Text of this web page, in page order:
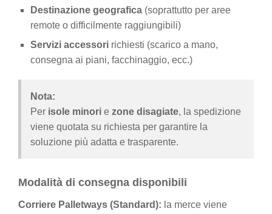
Destinazione geografica (soprattutto per aree
remote o difficilmente raggiungibili)
Servizi accessori richiesti (scarico a mano,
consegna ai piani, facchinaggio, ecc.)
Nota:
Per isole minori e zone disagiate, la spedizione
viene quotata su richiesta per garantire la
soluzione più adatta e trasparente.
Modalità di consegna disponibili
Corriere Palletways (Standard): la merce viene